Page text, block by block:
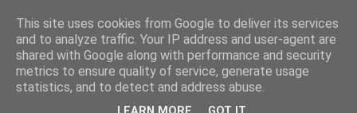
This site uses cookies from Google to deliver its services
and to analyze traffic. Your IP address and user-agent are
shared with Google along with performance and security
metrics to ensure quality of service, generate usage
statistics, and to detect and address abuse.